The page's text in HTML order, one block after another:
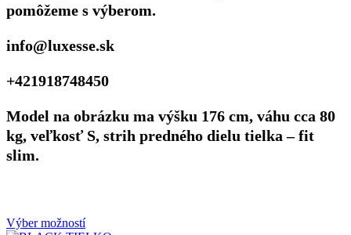
pomôžeme s výberom.
info@luxesse.sk
+421918748450
Model na obrázku ma výšku 176 cm, váhu cca 80
kg, veľkosť S, strih predného dielu tielka – fit
slim.
Výber možností